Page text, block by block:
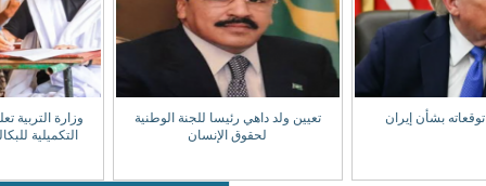
تعيين ولد داهي رئيسا للجنة الوطنية
وزارة التربية تعلن بدء تصحيح الدورة
التكميلية للبكالوريا السبت المقبل